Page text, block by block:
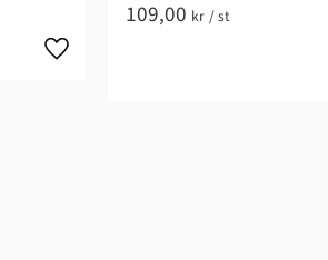
109,00 kr /st